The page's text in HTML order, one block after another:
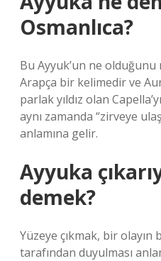
Osmanlıca?
Bu Ayyuk’un ne
Arapça bir kelimedir ve
parlak yıldız olan
aynı zamanda “zirveye
anlamına gelir.
Ayyuka
demek?
Yüzeye çıkmak, bir
tarafından duyulması